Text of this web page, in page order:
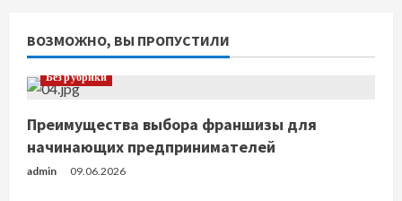
ВОЗМОЖНО, ВЫ ПРОПУСТИЛИ
Без рубрики
Преимущества выбора франшизы для
начинающих предпринимателей
admin 09.06.2026